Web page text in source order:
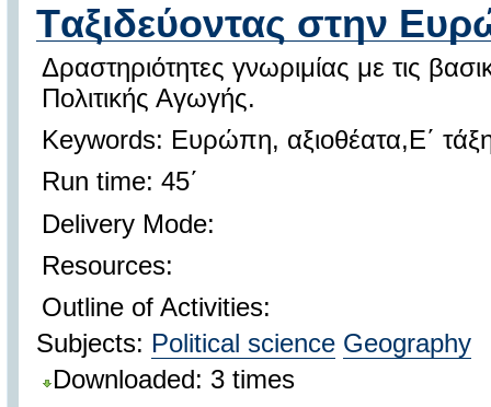
Tαξιδεύοντας στην
Δραστηριότητες γνωριμίας με τις
Πολιτικής Αγωγής.
Keywords: Ευρώπη, αξιοθέατα,Ε΄
Run time: 45΄
Delivery Mode:
Resources:
Outline of Activities:
Subjects: Political science Geography
Downloaded: 3 times